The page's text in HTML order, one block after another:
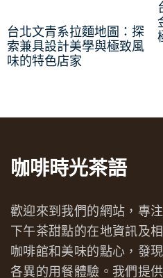
台北文青系拉麵地圖：探
索兼具設計美學與極致風
味的特色店家
咖啡時光茶語
歡迎來到我們的網站，專
下午茶甜點的在地資訊及
咖啡館和美味的點心，發
各異的用餐體驗。我們提